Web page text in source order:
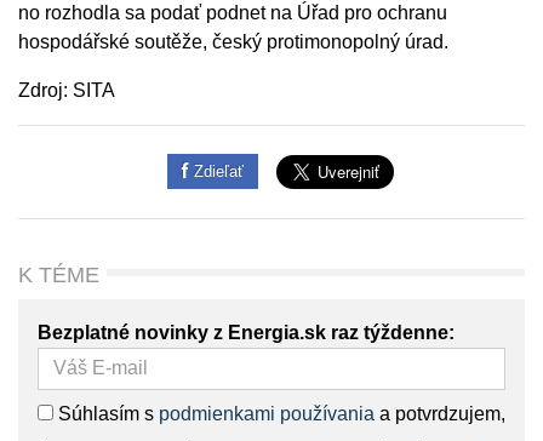
no rozhodla sa podať podnet na Úřad pro ochranu
hospodářské soutěže, český protimonopolný úrad.
Zdroj: SITA
Zdieľať
K TÉME
Bezplatné novinky z Energia.sk raz týždenne:
Súhlasím s podmienkami používania a potvrdzujem,